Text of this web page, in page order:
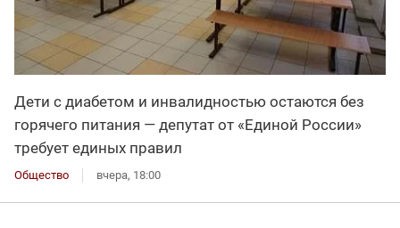
Дети с диабетом и инвалидностью остаются без
горячего питания — депутат от «Единой России»
требует единых правил
Общество вчера, 18:00